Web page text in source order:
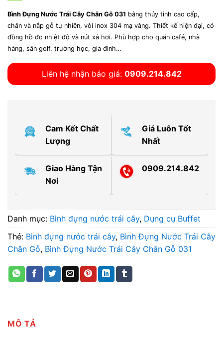
Bình Đựng Nước Trái Cây Chân Gỗ 031 bằng thủy tinh cao cấp,
chân và nắp gỗ tự nhiên, vòi inox 304 mạ vàng. Thiết kế hiện đại, có
đồng hồ đo nhiệt độ và nút xả hơi. Phù hợp cho quán café, nhà
hàng, sân golf, trường học, gia đình…
Liên hệ nhận báo giá: 0909.214.842
Cam Kết Chất
Lượng
Giá Luôn Tốt
Nhất
Giao Hàng Tận
Nơi
0909.214.842
Danh mục: Bình đựng nước trái cây, Dụng cụ Buffet
Thẻ: Bình đựng nước trái cây, Bình Đựng Nước Trái Cây
Chân Gỗ, Bình Đựng Nước Trái Cây Chân Gỗ 031
MÔ TẢ